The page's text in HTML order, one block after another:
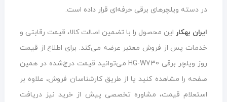
در دسته ویلچرهای برقی حرفه‌ای قرار داده است.
ایران بهکار این محصول را با تضمین اصالت کالا، قیمت رقابتی و
خدمات پس از فروش معتبر عرضه می‌کند. برای اطلاع از قیمت
روز ویلچر برقی HG-W730 می‌توانید قیمت درج‌شده در همین
صفحه را مشاهده کنید یا از طریق کارشناسان فروش، علاوه بر
استعلام قیمت، مشاوره تخصصی پیش از خرید نیز دریافت